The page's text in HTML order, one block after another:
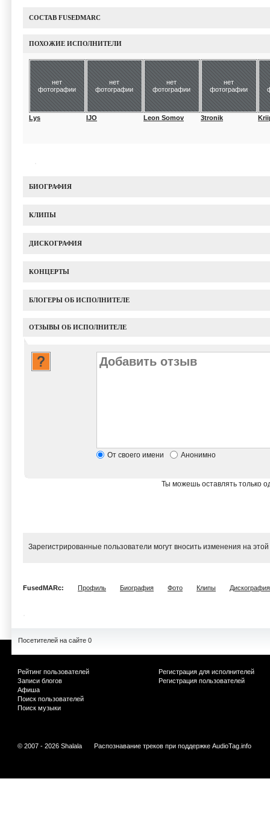
СОСТАВ FUSEDMARC
ПОХОЖИЕ ИСПОЛНИТЕЛИ
нет
фотографии
Lys
нет
фотографии
IJO
нет
фотографии
Leon Somov
нет
фотографии
3tronik
БИОГРАФИЯ
КЛИПЫ
ДИСКОГРАФИЯ
КОНЦЕРТЫ
БЛОГЕРЫ ОБ ИСПОЛНИТЕЛЕ
ОТЗЫВЫ ОБ ИСПОЛНИТЕЛЕ
От своего имени Анонимно
Ты можешь оставлять только
Зарегистрированные пользователи могут вносить изменения на
FusedMARc: Профиль Биография Фото Клипы Дискография
Посетителей на сайте 0
Рейтинг пользователей
Записи блогов
Афиша
Поиск пользователей
Поиск музыки
Регистрация для исполнителей
Регистрация пользователей
© 2007 - 2026 Shalala Распознавание треков при поддержке AudioTag.info